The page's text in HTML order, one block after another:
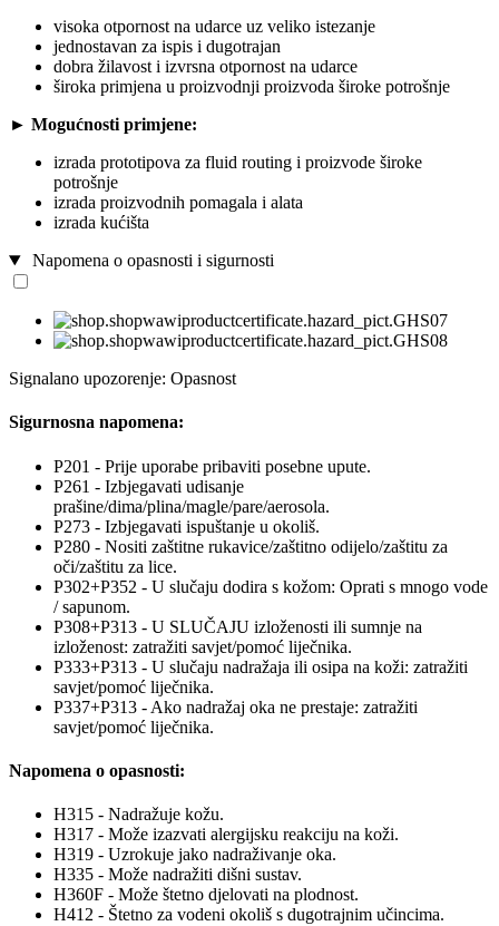
visoka otpornost na udarce uz veliko istezanje
jednostavan za ispis i dugotrajan
dobra žilavost i izvrsna otpornost na udarce
široka primjena u proizvodnji proizvoda široke potrošnje
► Mogućnosti primjene:
izrada prototipova za fluid routing i proizvode široke
potrošnje
izrada proizvodnih pomagala i alata
izrada kućišta
Napomena o opasnosti i sigurnosti
Signalano upozorenje: Opasnost
Sigurnosna napomena:
P201 - Prije uporabe pribaviti posebne upute.
P261 - Izbjegavati udisanje
prašine/dima/plina/magle/pare/aerosola.
P273 - Izbjegavati ispuštanje u okoliš.
P280 - Nositi zaštitne rukavice/zaštitno odijelo/zaštitu za
oči/zaštitu za lice.
P302+P352 - U slučaju dodira s kožom: Oprati s mnogo vode
/ sapunom.
P308+P313 - U SLUČAJU izloženosti ili sumnje na
izloženost: zatražiti savjet/pomoć liječnika.
P333+P313 - U slučaju nadražaja ili osipa na koži: zatražiti
savjet/pomoć liječnika.
P337+P313 - Ako nadražaj oka ne prestaje: zatražiti
savjet/pomoć liječnika.
Napomena o opasnosti:
H315 - Nadražuje kožu.
H317 - Može izazvati alergijsku reakciju na koži.
H319 - Uzrokuje jako nadraživanje oka.
H335 - Može nadražiti dišni sustav.
H360F - Može štetno djelovati na plodnost.
H412 - Štetno za vodeni okoliš s dugotrajnim učincima.